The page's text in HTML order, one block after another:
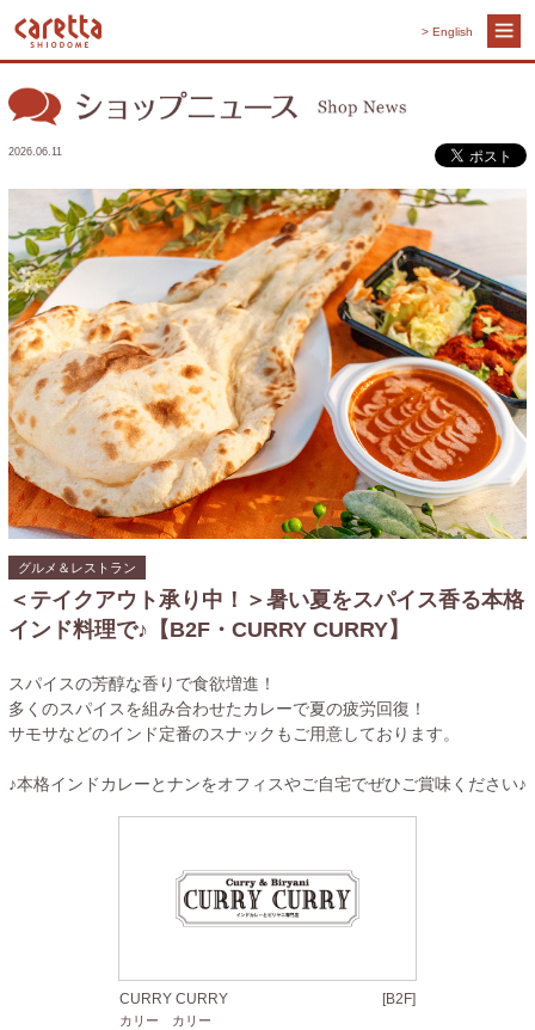
> English
2026.06.11
グルメ＆レストラン
＜テイクアウト承り中！＞暑い夏をスパイス香る本格
インド料理で♪【B2F・CURRY CURRY】
スパイスの芳醇な香りで食欲増進！
多くのスパイスを組み合わせたカレーで夏の疲労回復！
サモサなどのインド定番のスナックもご用意しております。
♪本格インドカレーとナンをオフィスやご自宅でぜひご賞味ください♪
CURRY CURRY [B2F]
カリー カリー